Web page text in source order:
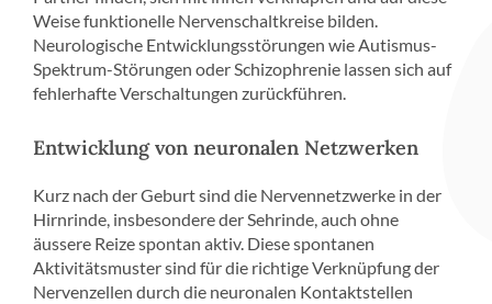
Weise funktionelle Nervenschaltkreise bilden.
Neurologische Entwicklungsstörungen wie Autismus-
Spektrum-Störungen oder Schizophrenie lassen sich auf
fehlerhafte Verschaltungen zurückführen.
Entwicklung von neuronalen Netzwerken
Kurz nach der Geburt sind die Nervennetzwerke in der
Hirnrinde, insbesondere der Sehrinde, auch ohne
äussere Reize spontan aktiv. Diese spontanen
Aktivitätsmuster sind für die richtige Verknüpfung der
Nervenzellen durch die neuronalen Kontaktstellen